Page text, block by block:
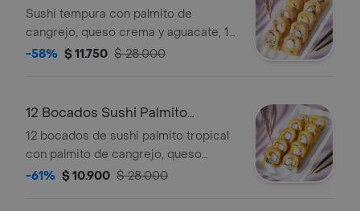
Tempura
Sushi tempura con palmito de
cangrejo, queso crema y aguacate, 12
piezas.
-58% $ 11.750 $ 28.000
12 Bocados Sushi Palmito
Tropical
12 bocados de sushi palmito tropical
con palmito de cangrejo, queso
crema, aguacate y cubierto de
-61% $ 10.900 $ 28.000